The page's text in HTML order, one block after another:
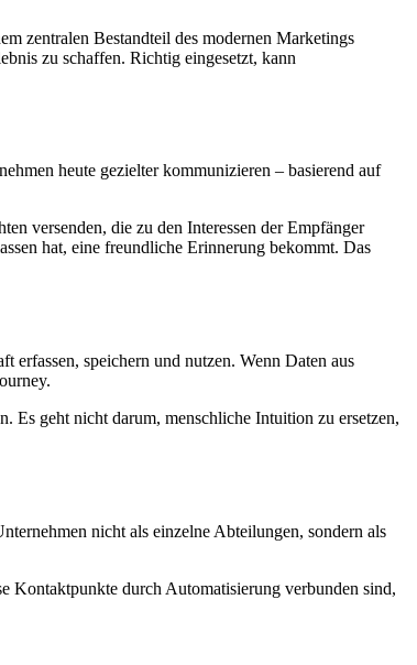
zentralen Bestandteil des modernen Marketings
zu schaffen. Richtig eingesetzt, kann
heute gezielter kommunizieren – basierend auf
versenden, die zu den Interessen der Empfänger
hat, eine freundliche Erinnerung bekommt. Das
speichern und nutzen. Wenn Daten aus
Es geht nicht darum, menschliche Intuition zu ersetzen,
nicht als einzelne Abteilungen, sondern als
Kontaktpunkte durch Automatisierung verbunden sind,